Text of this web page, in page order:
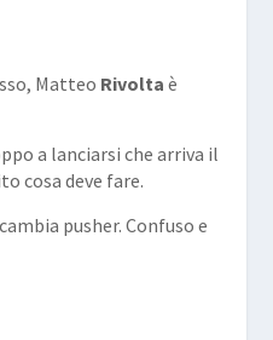
Matteo Rivolta è
a lanciarsi che arriva il
cosa deve fare.
pusher. Confuso e